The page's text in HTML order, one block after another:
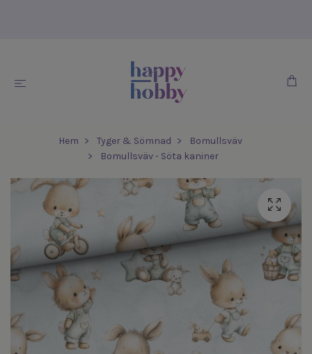
Hem Tyger & Sömnad
Bomullsväv
Bomullsväv - Söta kaniner